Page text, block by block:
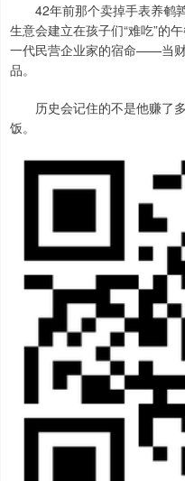
42年前那个卖掉手表养鹌
生意会建立在孩子们“难吃”的
一代民营企业家的宿命——当
品。
历史会记住的不是他赚了多
饭。